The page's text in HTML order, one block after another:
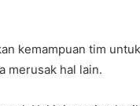
kemampuan tim
merusak hal lain.